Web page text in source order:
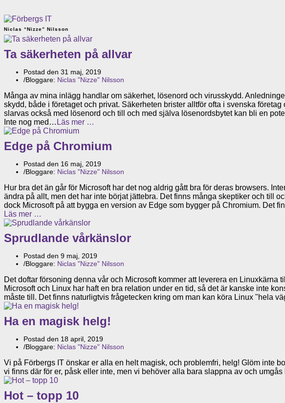
Niclas “Nizze” Nilsson
Ta säkerheten på allvar
Postad den 31 maj, 2019
/Bloggare: Niclas "Nizze" Nilsson
Många av mina inlägg handlar om säkerhet, lösenord och virusskydd.
skydd, både i företaget och privat. Säkerheten brister alltför ofta i svenska
slarvas också med lösenord och till och med själva lösenordsbytet kan bli en
Inte nog med… Läs mer …
Edge på Chromium
Postad den 16 maj, 2019
/Bloggare: Niclas "Nizze" Nilsson
Hur bra det än går för Microsoft har det nog aldrig gått bra för deras browsers.
ändra på allt, men det har inte börjat jättebra. Det finns många skeptiker och till
dock Microsoft på att bygga en version av Edge som bygger på Chromium. Det
Läs mer …
Sprudlande vårkänslor
Postad den 9 maj, 2019
/Bloggare: Niclas "Nizze" Nilsson
Det doftar försoning denna vår och Microsoft kommer att leverera en
Microsoft och Linux har haft en bra relation under en tid, så det är kanske inte
måste till. Det finns naturligtvis frågetecken kring om man kan köra Linux "hela
Ha en magisk helg!
Postad den 18 april, 2019
/Bloggare: Niclas "Nizze" Nilsson
Vi på Förbergs IT önskar er alla en helt magisk, och problemfri, helg! Glöm inte
vi finns där för er, påsk eller inte, men vi behöver alla bara slappna av och
Hot – topp 10